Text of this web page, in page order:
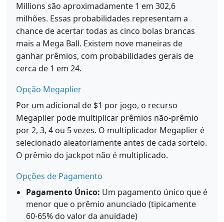
Millions são aproximadamente 1 em 302,6
milhões. Essas probabilidades representam a
chance de acertar todas as cinco bolas brancas
mais a Mega Ball. Existem nove maneiras de
ganhar prêmios, com probabilidades gerais de
cerca de 1 em 24.
Opção Megaplier
Por um adicional de $1 por jogo, o recurso
Megaplier pode multiplicar prêmios não-prêmio
por 2, 3, 4 ou 5 vezes. O multiplicador Megaplier é
selecionado aleatoriamente antes de cada sorteio.
O prêmio do jackpot não é multiplicado.
Opções de Pagamento
Pagamento Único: Um pagamento único que é
menor que o prêmio anunciado (tipicamente
60-65% do valor da anuidade)